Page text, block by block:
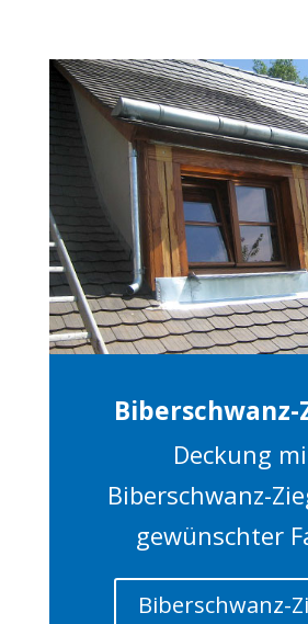
Biberschwanz-
Deckung
Biberschwanz-
gewünschter
Biberschwanz-